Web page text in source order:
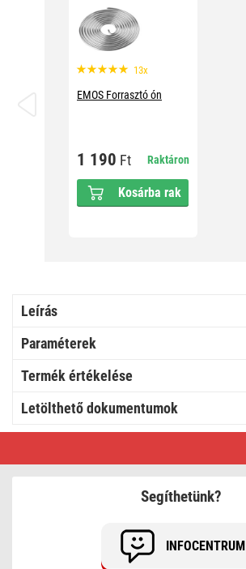
13x
EMOS Forrasztó ón
1 190 Ft Raktáron
Kosárba rak
Leírás
Paraméterek
Termék értékelése
Letölthető dokumentumok
Segíthetünk?
INFOCENTRUM